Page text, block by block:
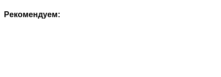
Рекомендуем: